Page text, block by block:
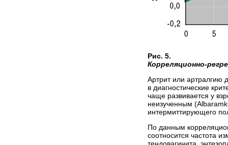
Рис. 5.
Корреляционно-
Артрит или артралгию
в диагностические
чаще развивается у
неизученным
интермиттирующего
По данным
соотносится частота
тендовагинита,